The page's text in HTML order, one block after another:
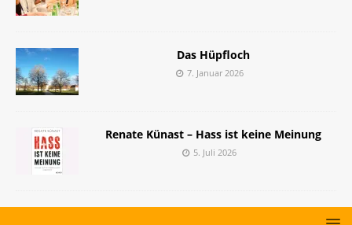
Das Hüpfloch
7. Januar 2026
Renate Künast – Hass ist keine Meinung
5. Juli 2026